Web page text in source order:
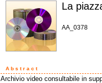
La
AA_0378
Abstract
Archivio video consultabile in